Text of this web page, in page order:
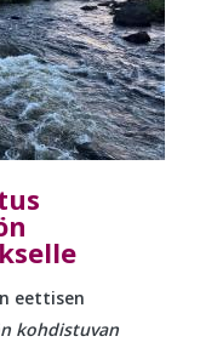
eettisen
kohdistuvan